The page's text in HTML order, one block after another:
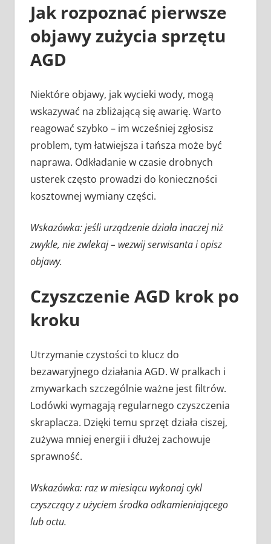
Jak rozpoznać pierwsze
objawy zużycia sprzętu
AGD
Niektóre objawy, jak wycieki wody, mogą
wskazywać na zbliżającą się awarię. Warto
reagować szybko – im wcześniej zgłosisz
problem, tym łatwiejsza i tańsza może być
naprawa. Odkładanie w czasie drobnych
usterek często prowadzi do konieczności
kosztownej wymiany części.
Wskazówka: jeśli urządzenie działa inaczej niż
zwykle, nie zwlekaj – wezwij serwisanta i opisz
objawy.
Czyszczenie AGD krok po
kroku
Utrzymanie czystości to klucz do
bezawaryjnego działania AGD. W pralkach i
zmywarkach szczególnie ważne jest filtrów.
Lodówki wymagają regularnego czyszczenia
skraplacza. Dzięki temu sprzęt działa ciszej,
zużywa mniej energii i dłużej zachowuje
sprawność.
Wskazówka: raz w miesiącu wykonaj cykl
czyszczący z użyciem środka odkamieniającego
lub octu.